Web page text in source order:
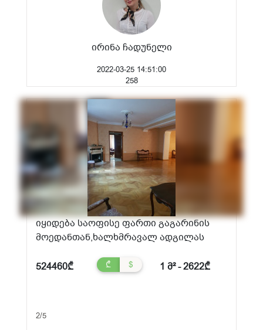
ირინა ჩადუნელი
2022-03-25 14:51:00
258
იყიდება საოფისე ფართი გაგარინის
მოედანთან,ხალხმრავალ ადგილას
524460₾ ₾ $ 1 მ² - 2622₾
2/5